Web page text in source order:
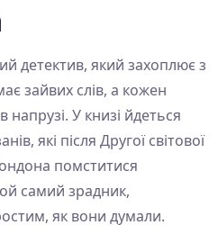
детектив, який захоплює з
зайвих слів, а кожен
У книзі йдеться
які після Другої світової
помститися
самий зрадник,
як вони думали.